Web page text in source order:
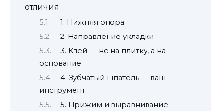
отличия
1. Нижняя опора
2. Направление укладки
3. Клей — не на плитку, а на
основание
4. Зубчатый шпатель — ваш
инструмент
5. Прижим и выравнивание